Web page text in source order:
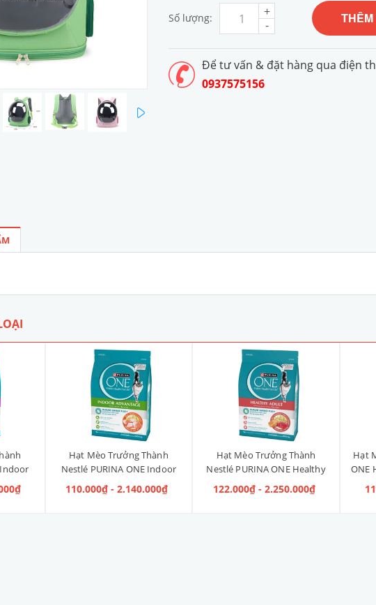
Số lượng: -
+ THÊM
Để tư vấn & đặt hàng qua điện
0937575156
Indoor
[Vị
Hạt Mèo Trưởng Thành
Nestlé PURINA ONE Indoor
Advantage [Vị Gà]
110.000₫ - 2.140.000₫
Hạt Mèo Trưởng Thành
Nestlé PURINA ONE Healthy
Adult Salmon & Tuna [Vị Cá
Hồi & Cá Ngừ]
122.000₫ - 2.250.000₫
Hạt
ONE